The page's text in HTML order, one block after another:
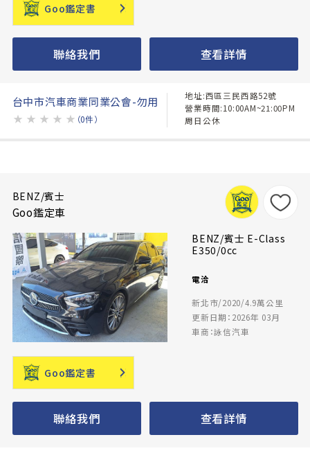
Goo鑑定書
聯絡我們 查看詳情
台中市汽車商業同業公會-勿用
★ ★ ★ ★ ★ （0件）
地址:西區三民西路52號
營業時間:10:00AM~21:00PM
周日公休
BENZ/賓士
Goo鑑定車
BENZ/賓士 E-Class
E350/0cc
電洽
新北市/2020/4.9萬公里
更新日期：2026年 03月
車商：詠信汽車
Goo鑑定書
聯絡我們 查看詳情